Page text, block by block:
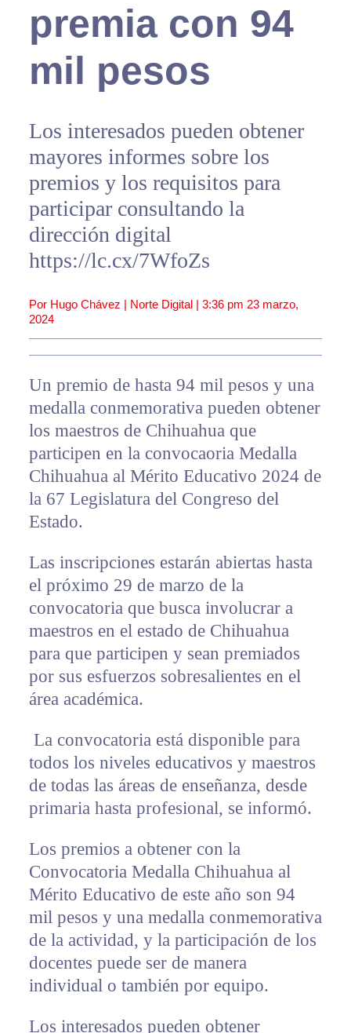
premia con 94
mil pesos
Los interesados pueden obtener
mayores informes sobre los
premios y los requisitos para
participar consultando la
dirección digital
https://lc.cx/7WfoZs
Por Hugo Chávez | Norte Digital | 3:36 pm 23 marzo,
2024
Un premio de hasta 94 mil pesos y una
medalla conmemorativa pueden obtener
los maestros de Chihuahua que
participen en la convocaoria Medalla
Chihuahua al Mérito Educativo 2024 de
la 67 Legislatura del Congreso del
Estado.
Las inscripciones estarán abiertas hasta
el próximo 29 de marzo de la
convocatoria que busca involucrar a
maestros en el estado de Chihuahua
para que participen y sean premiados
por sus esfuerzos sobresalientes en el
área académica.
La convocatoria está disponible para
todos los niveles educativos y maestros
de todas las áreas de enseñanza, desde
primaria hasta profesional, se informó.
Los premios a obtener con la
Convocatoria Medalla Chihuahua al
Mérito Educativo de este año son 94
mil pesos y una medalla conmemorativa
de la actividad, y la participación de los
docentes puede ser de manera
individual o también por equipo.
Los interesados pueden obtener